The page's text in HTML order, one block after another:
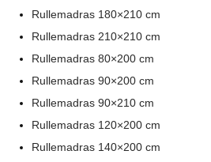
Rullemadras 180×210 cm
Rullemadras 210×210 cm
Rullemadras 80×200 cm
Rullemadras 90×200 cm
Rullemadras 90×210 cm
Rullemadras 120×200 cm
Rullemadras 140×200 cm